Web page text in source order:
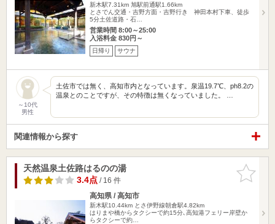
新木駅7.31km 旭駅前通駅1.66km
とさでん交通・吉野方面・吉野行き 神田本村下車、徒歩
5分土佐道路・石…
営業時間 8:00～25:00
入浴料金 830円～
日帰り サウナ
～10代
男性
土佐市では無く、高知市内となっています。泉温19.7℃、ph8.2の
温泉とのことですが、その特徴は無くなっていました。 …
関連情報から探す
お気に入
りに追加
天然温泉土佐路はるのの湯
3.4点/ 16 件
高知県 / 高知市
新木駅10.44km とさ伊野線朝倉駅4.82km
はりまや橋からタクシーで約15分､高知港フェリー岸壁か
らタクシーで約…